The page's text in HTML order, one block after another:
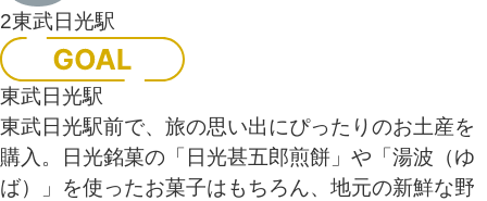
2東武日光駅
東武日光駅
東武日光駅前で、旅の思い出にぴったりのお土産を
購入。日光銘菓の「日光甚五郎煎餅」や「湯波（ゆ
ば）」を使ったお菓子はもちろん、地元の新鮮な野